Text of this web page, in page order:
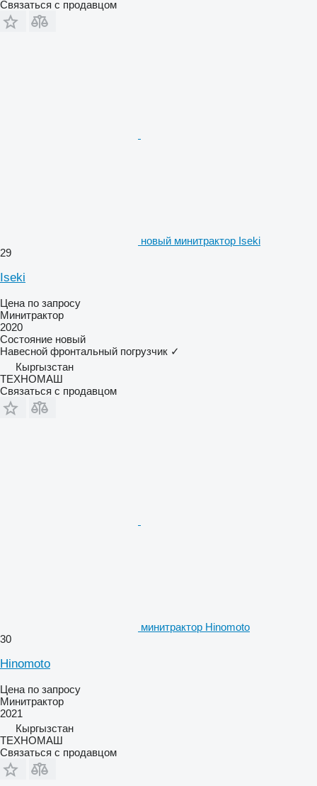
Связаться с продавцом
новый минитрактор Iseki
29
Iseki
Цена по запросу
Минитрактор
2020
Состояние новый
Навесной фронтальный погрузчик ✓
Кыргызстан
ТЕХНОМАШ
Связаться с продавцом
минитрактор Hinomoto
30
Hinomoto
Цена по запросу
Минитрактор
2021
Кыргызстан
ТЕХНОМАШ
Связаться с продавцом